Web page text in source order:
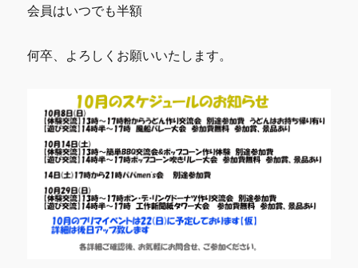
会員はいつでも半額
何卒、よろしくお願いいたします。